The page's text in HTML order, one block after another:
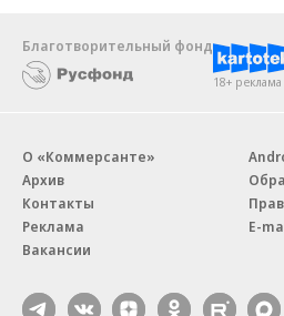
Благотворительный фонд
18+ реклама
О «Коммерсанте»
Архив
Контакты
Реклама
Вакансии
E-